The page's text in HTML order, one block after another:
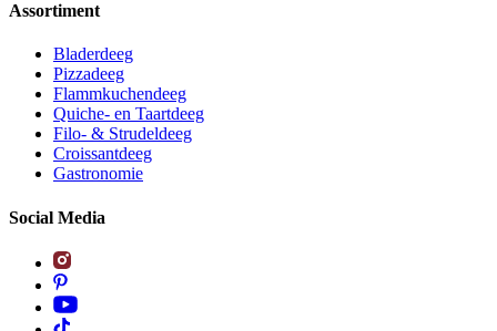
Assortiment
Bladerdeeg
Pizzadeeg
Flammkuchendeeg
Quiche- en Taartdeeg
Filo- & Strudeldeeg
Croissantdeeg
Gastronomie
Social Media